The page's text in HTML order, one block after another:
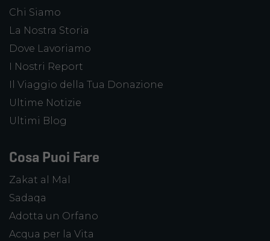
Chi Siamo
La Nostra Storia
Dove Lavoriamo
I Nostri Report
Il Viaggio della Tua Donazione
Ultime Notizie
Ultimi Blog
Cosa Puoi Fare
Zakat al Mal
Sadaqa
Adotta un Orfano
Acqua per la Vita